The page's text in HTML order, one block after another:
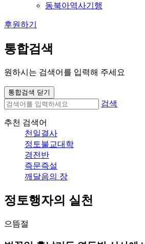
동북아역사기행
후원하기
통합검색
원하시는 검색어를 입력해 주세요
통합검색 닫기
검색
추천 검색어
천일결사
정토불교대학
경전반
즉문즉설
깨달음의 장
정토행자의 실천
으뜸절